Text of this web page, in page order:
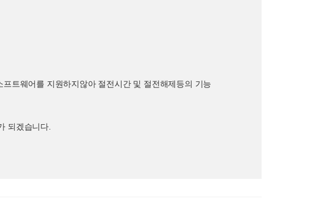
트웨어를 지원하지않아 절전시간 및 절전해제등의 기능
되겠습니다.